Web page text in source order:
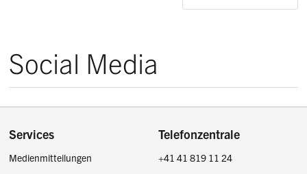
Social Media
Footer
Services
Medienmitteilungen
Telefonzentrale
+41 41 819 11 24